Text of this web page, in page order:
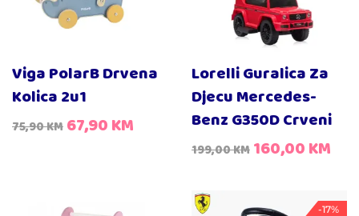
Viga PolarB Drvena
Kolica 2u1
75,90KM 67,90KM
Lorelli Guralica Za
Djecu Mercedes-
Benz G350D Crveni
199,00KM 160,00KM
-17%